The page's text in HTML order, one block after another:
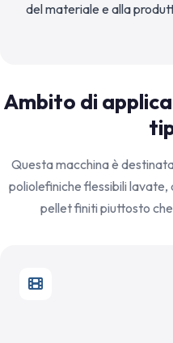
del materiale e alla
Ambito di
Questa macchina è
poliolefiniche flessibili
pellet finiti piuttosto